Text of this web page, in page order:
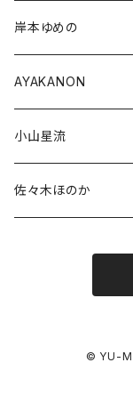
受注商品
通常商品
受注商品
岸本ゆめの
通常商品
受注商品
AYAKANON
小山星流
受注販売
佐々木ほのか
© YU-M